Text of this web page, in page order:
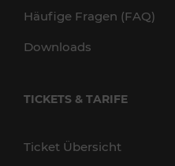
Häufige Fragen (FAQ)
Downloads
TICKETS & TARIFE
Ticket Übersicht